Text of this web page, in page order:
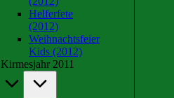
Helferfete
(2012)
Weihnachtsfeier
Kids (2012)
Kirmesjahr 2011